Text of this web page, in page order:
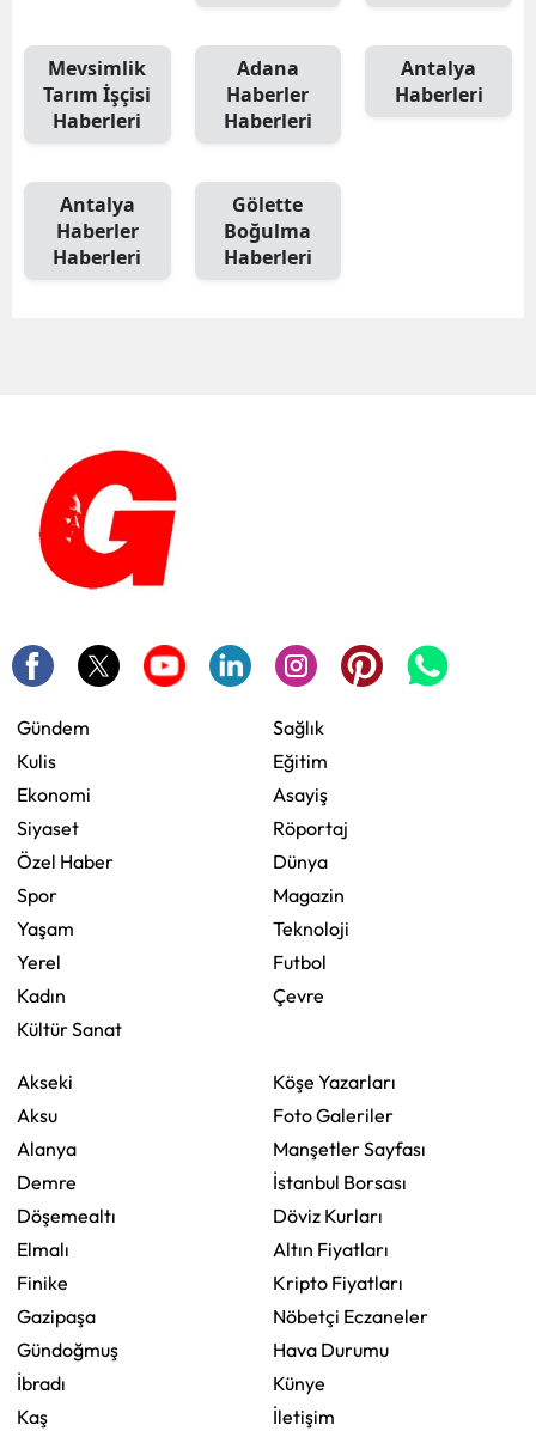
Mevsimlik
Tarım İşçisi
Haberleri
Adana
Haberler
Haberleri
Antalya
Haberleri
Antalya
Haberler
Haberleri
Gölette
Boğulma
Haberleri
Gündem
Kulis
Ekonomi
Siyaset
Özel Haber
Spor
Yaşam
Yerel
Kadın
Kültür Sanat
Sağlık
Eğitim
Asayiş
Röportaj
Dünya
Magazin
Teknoloji
Futbol
Çevre
Akseki
Aksu
Alanya
Demre
Döşemealtı
Elmalı
Finike
Gazipaşa
Gündoğmuş
İbradı
Kaş
Köşe Yazarları
Foto Galeriler
Manşetler Sayfası
İstanbul Borsası
Döviz Kurları
Altın Fiyatları
Kripto Fiyatları
Nöbetçi Eczaneler
Hava Durumu
Künye
İletişim